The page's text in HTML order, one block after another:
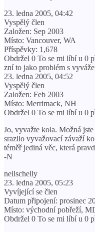
23. ledna 2005, 04:42
Vyspělý člen
Založen: Sep 2003
Místo: Vancouver, WA
Příspěvky: 1,678
Obdržel 0 To se mi líbí u 0
zní to jako problém s
23. ledna 2005, 04:52
Vyspělý člen
Založen: Feb 2003
Místo: Merrimack, NH
Obdržel 0 To se mi líbí u 0
Jo, vyvažte kola. Možná
srazilo vyvažovací závaží
téměř jediná věc, která
-N
neilschelly
23. ledna 2005, 05:23
Vyvíjející se člen
Datum připojení: prosinec
Místo: východní pobřeží,
Obdržel 0 To se mi líbí u 0